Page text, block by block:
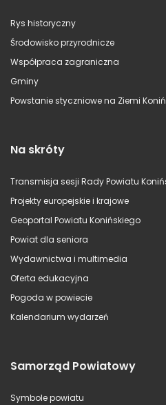
Rys historyczny
Środowisko przyrodnicze
Współpraca zagraniczna
Gminy
Powstanie styczniowe na Ziemi
Na skróty
Transmisja sesji Rady Powiatu
Projekty europejskie i krajowe
Geoportal Powiatu Konińskiego
Powiat dla seniora
Wydawnictwa i multimedia
Oferta edukacyjna
Pogoda w powiecie
Kalendarium wydarzeń
Samorząd Powiatowy
Symbole powiatu